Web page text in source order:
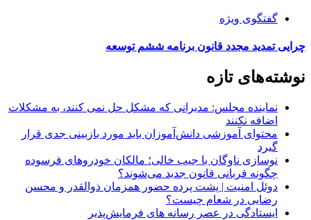
گفتگوی ویژه
چرایی تمدید مجدد قانون برنامه ششم توسعه
نوشته‌های تازه
نماینده مجلس: مدیرانی که مشکل حل نمی کنند، به مشکلات
اضافه نکنند
محتوای آموزشی دانش‌آموزان باید مورد بازبینی جدی قرار
گیرد
نوسازی ناوگان با جیب خالی؛ مالکان خودرو‌های فرسوده
چگونه قربانی قانون جدید می‌شوند؟
دوئل امنیت | پشت پرده حضور همزمان ذوالقدر و محسن
رضایی در شعام چیست؟
ایستادگی در عصر رسانه های فرمایش‌پذیر